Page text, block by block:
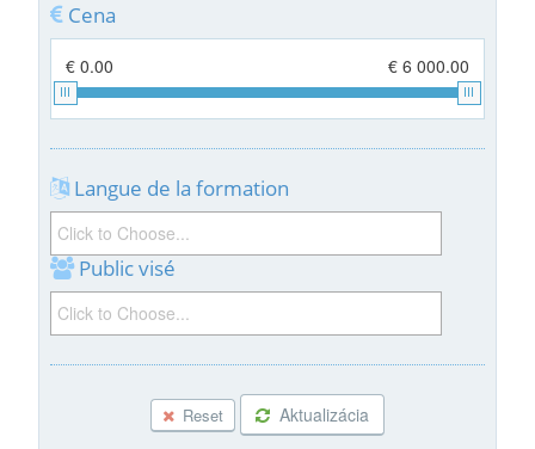
Cena
€ 0.00 € 6 000.00
Langue de la formation
Public visé
Reset Aktualizácia